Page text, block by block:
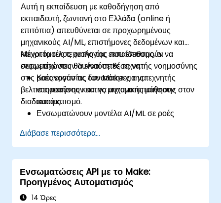
Αυτή η εκπαίδευση με καθοδήγηση από
εκπαιδευτή, ζωντανή στο Ελλάδα (online ή
επιτόπια) απευθύνεται σε προχωρημένους
μηχανικούς AI/ML, επιστήμονες δεδομένων και
καινοτόμους τεχνολογίας που επιθυμούν να
ενσωματώσουν δυνατότητες τεχνητής νοημοσύνης
στις ροές εργασίας του Make για να
βελτιστοποιήσουν και να αυτοματοποιήσουν
διαδικασίες.
Μέχρι το τέλος αυτής της εκπαίδευσης, οι
συμμετέχοντες θα είναι σε θέση να:
Κατανοούν τις δυνατότητες της τεχνητής
νοημοσύνης και της μηχανικής μάθησης στον
αυτοματισμό.
Ενσωματώνουν μοντέλα AI/ML σε ροές
Υλοποιούν ανάλυση συναισθήματος,
προβλεπτική μοντελοποίηση και λήψη
αποφάσεων βάσει δεδομένων.
Βελτιστοποιούν και κλιμακώνουν
αυτοματοποιημένες ροές εργασίας που
βασίζονται στην τεχνητή νοημοσύνη.
Διάβασε περισσότερα...
Ενσωματώσεις API με το Make:
Προηγμένος Αυτοματισμός
14 Ώρες